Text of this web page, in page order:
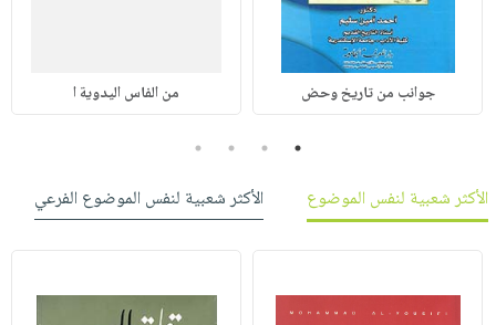
جوانب من تاريخ وحض من الفاس اليدوية ا
1
2
3
4
الأكثر شعبية لنفس الموضوع
الأكثر شعبية لنفس الموضوع الفرعي